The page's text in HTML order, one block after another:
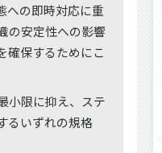
の即時対応に重
の安定性への影響
確保するためにこ
小限に抑え、ステ
るいずれの規格